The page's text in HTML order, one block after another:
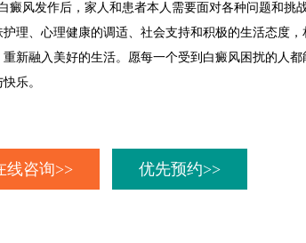
癜风发作后，家人和患者本人需要面对各种问题和挑
理、心理健康的调适、社会支持和积极的生活态度
新融入美好的生活。愿每一个受到白癜风困扰的人
乐。
线咨询>> 优先预约>>